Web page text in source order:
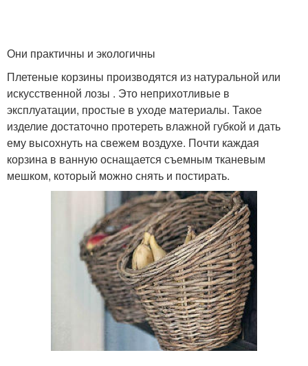
Они практичны и экологичны
Плетеные корзины производятся из натуральной или
искусственной лозы . Это неприхотливые в
эксплуатации, простые в уходе материалы. Такое
изделие достаточно протереть влажной губкой и дать
ему высохнуть на свежем воздухе. Почти каждая
корзина в ванную оснащается съемным тканевым
мешком, который можно снять и постирать.